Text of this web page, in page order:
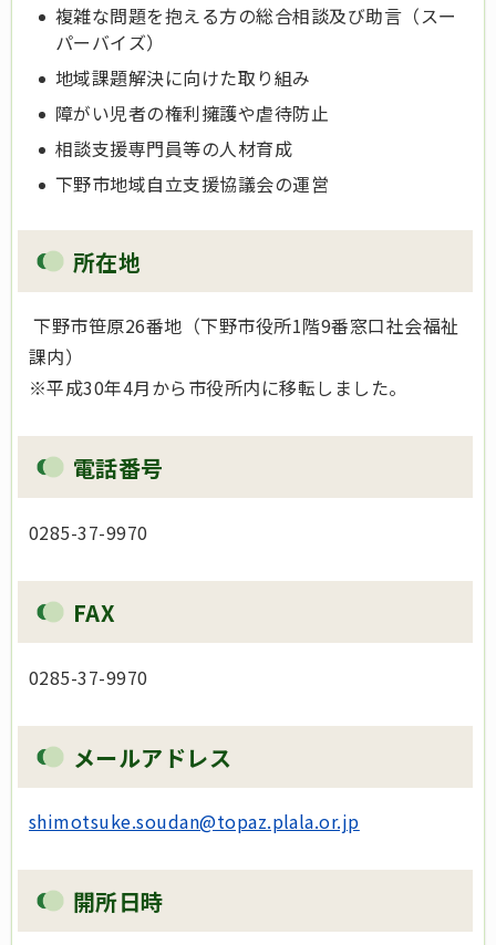
複雑な問題を抱える方の総合相談及び助言（スー
パーバイズ）
地域課題解決に向けた取り組み
障がい児者の権利擁護や虐待防止
相談支援専門員等の人材育成
下野市地域自立支援協議会の運営
所在地
下野市笹原26番地（下野市役所1階9番窓口社会福祉
課内）
※平成30年4月から市役所内に移転しました。
電話番号
0285-37-9970
FAX
0285-37-9970
メールアドレス
shimotsuke.soudan@topaz.plala.or.jp
開所日時